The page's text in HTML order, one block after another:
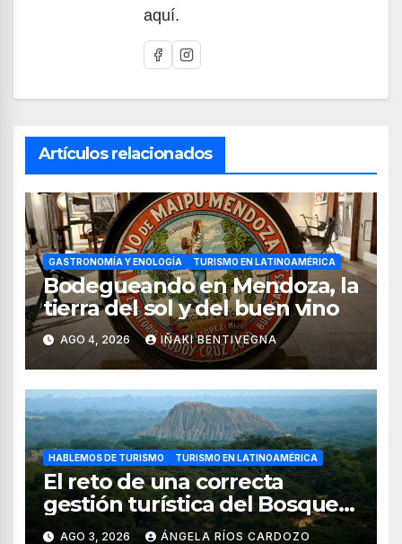
aquí.
Artículos relacionados
GASTRONOMÍA Y ENOLOGÍA TURISMO EN LATINOAMÉRICA
Bodegueando en Mendoza, la
tierra del sol y del buen vino
AGO 4, 2026 IÑAKI BENTIVEGNA
HABLEMOS DE TURISMO TURISMO EN LATINOAMÉRICA
El reto de una correcta
gestión turística del Bosque
de Pomac (en Perú)
AGO 3, 2026 ÁNGELA RÍOS CARDOZO